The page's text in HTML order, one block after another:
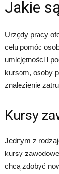
Jakie
Urzędy pracy
celu pomóc
umiejętności i
kursom, osoby
znalezienie
Kursy
Jednym z
kursy
chcą zdobyć